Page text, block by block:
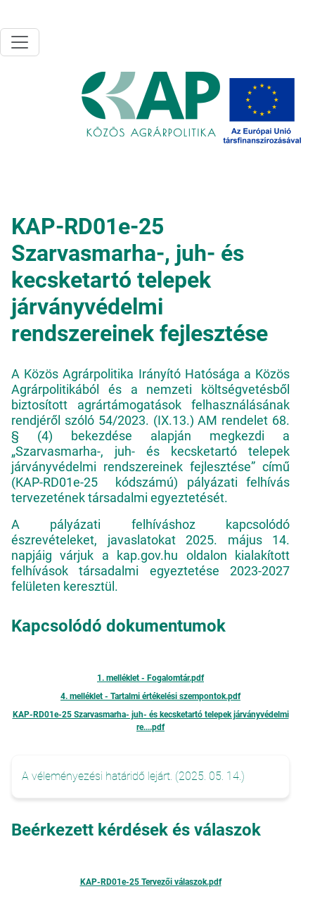
KAP-RD01e-25
Szarvasmarha-, juh- és
kecsketartó telepek
járványvédelmi
rendszereinek fejlesztése
A Közös Agrárpolitika Irányító Hatósága a Közös
Agrárpolitikából és a nemzeti költségvetésből
biztosított agrártámogatások felhasználásának
rendjéről szóló 54/2023. (IX.13.) AM rendelet 68.
§ (4) bekezdése alapján megkezdi a
„Szarvasmarha-, juh- és kecsketartó telepek
járványvédelmi rendszereinek fejlesztése” című
(KAP-RD01e-25 kódszámú) pályázati felhívás
tervezetének társadalmi egyeztetését.
A pályázati felhíváshoz kapcsolódó
észrevételeket, javaslatokat 2025. május 14.
napjáig várjuk a kap.gov.hu oldalon kialakított
felhívások társadalmi egyeztetése 2023-2027
felületen keresztül.
Kapcsolódó dokumentumok
1. melléklet - Fogalomtár.pdf
4. melléklet - Tartalmi értékelési szempontok.pdf
KAP-RD01e-25 Szarvasmarha- juh- és kecsketartó telepek járványvédelmi
re....pdf
A véleményezési határidő lejárt. (2025. 05. 14.)
Beérkezett kérdések és válaszok
KAP-RD01e-25 Tervezői válaszok.pdf